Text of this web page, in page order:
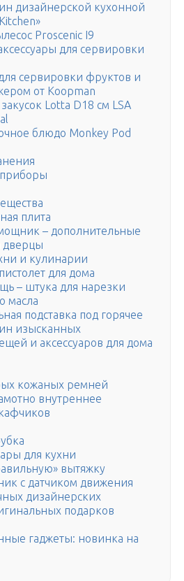
дизайнерской кухонной
Proscenic I9
для сервировки
сервировки фруктов и
от Koopman
Lotta D18 см LSA
блюдо Monkey Pod
плита
– дополнительные
дверцы
и кулинарии
для дома
– штука для нарезки
масла
подставка под горячее
изысканных
и аксессуаров для дома
кожаных ремней
внутреннее
для кухни
вытяжку
с датчиком движения
дизайнерских
подарков
гаджеты: новинка на